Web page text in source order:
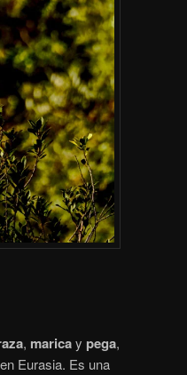
, maricay pega,
Eurasia. Es una